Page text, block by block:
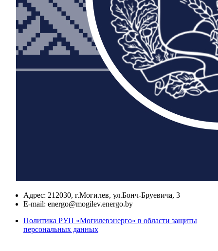
Адрес: 212030, г.Могилев, ул.Бонч-Бруевича, 3
E-mail: energo@mogilev.energo.by
Политика РУП «Могилевэнерго» в области защиты
персональных данных